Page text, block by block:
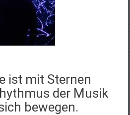
ist mit Sternen
der Musik
bewegen.